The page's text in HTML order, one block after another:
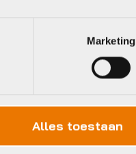
Marketing
Alles toestaan